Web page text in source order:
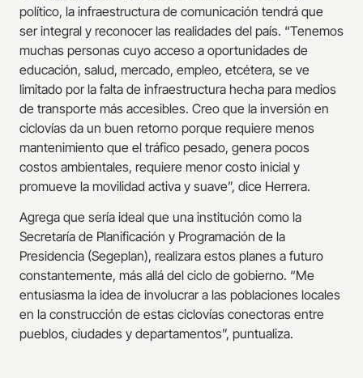
político, la infraestructura de comunicación tendrá que
ser integral y reconocer las realidades del país. “Tenemos
muchas personas cuyo acceso a oportunidades de
educación, salud, mercado, empleo, etcétera, se ve
limitado por la falta de infraestructura hecha para medios
de transporte más accesibles. Creo que la inversión en
ciclovías da un buen retorno porque requiere menos
mantenimiento que el tráfico pesado, genera pocos
costos ambientales, requiere menor costo inicial y
promueve la movilidad activa y suave”, dice Herrera.
Agrega que sería ideal que una institución como la
Secretaría de Planificación y Programación de la
Presidencia (Segeplan), realizara estos planes a futuro
constantemente, más allá del ciclo de gobierno. “Me
entusiasma la idea de involucrar a las poblaciones locales
en la construcción de estas ciclovías conectoras entre
pueblos, ciudades y departamentos”, puntualiza.